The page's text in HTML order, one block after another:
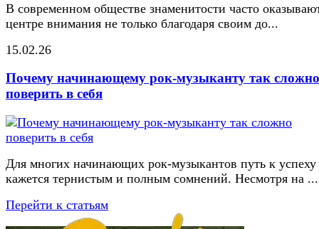
В современном обществе знаменитости часто
центре внимания не только благодаря своим до...
15.02.26
Почему начинающему рок-музыканту так сложно
поверить в себя
Для многих начинающих рок-музыкантов путь к успеху
кажется тернистым и полным сомнений. Несмотря на ...
Перейти к статьям